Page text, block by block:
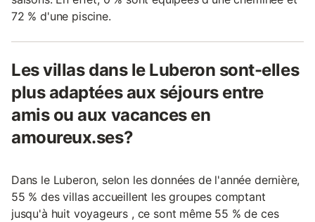
72 % d'une piscine.
Les villas dans le Luberon sont-elles
plus adaptées aux séjours entre
amis ou aux vacances en
amoureux.ses?
Dans le Luberon, selon les données de l'année dernière,
55 % des villas accueillent les groupes comptant
jusqu'à huit voyageurs , ce sont même 55 % de ces